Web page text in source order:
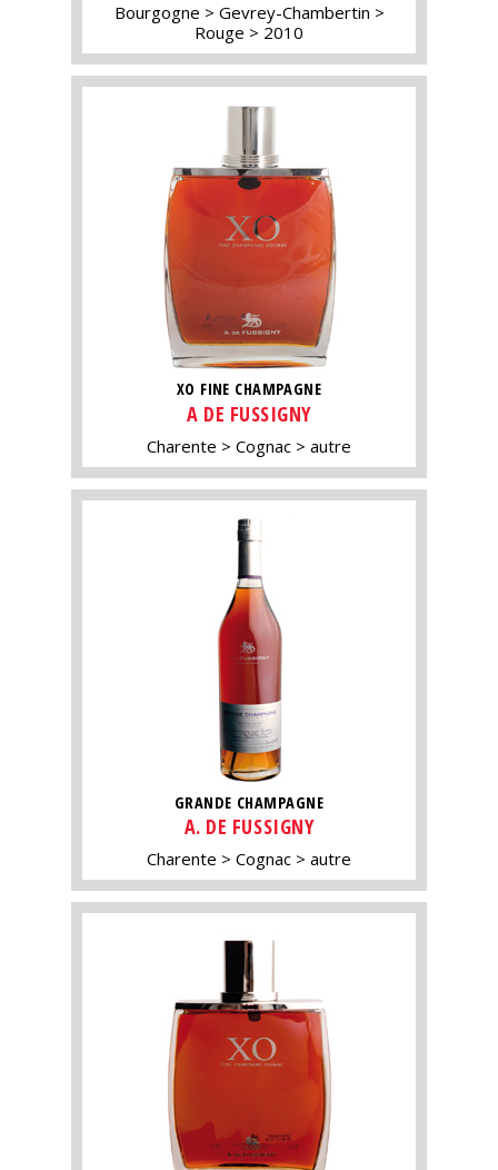
Bourgogne
Gevrey-Chambertin
Rouge
2010
XO FINE CHAMPAGNE
A DE FUSSIGNY
Charente Cognac autre
GRANDE CHAMPAGNE
A. DE FUSSIGNY
Charente Cognac autre